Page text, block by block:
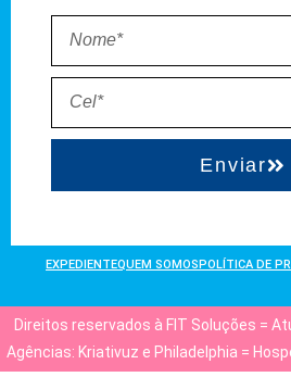
Enviar
EXPEDIENTEQUEM SOMOSPOLÍTICA DE
Direitos reservados à FIT Soluções =
Agências: Kriativuz e Philadelphia =